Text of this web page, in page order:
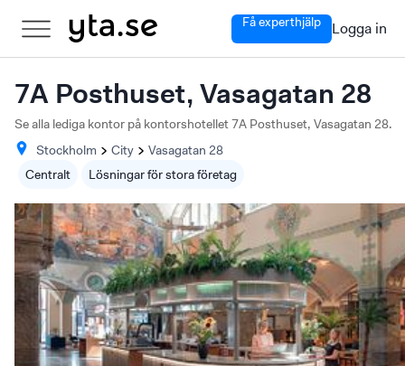
Få experthjälp Logga in
7A Posthuset, Vasagatan 28
Se alla lediga kontor på kontorshotellet 7A Posthuset, Vasagatan 28.
Stockholm
City Vasagatan 28
Centralt
Lösningar för stora företag